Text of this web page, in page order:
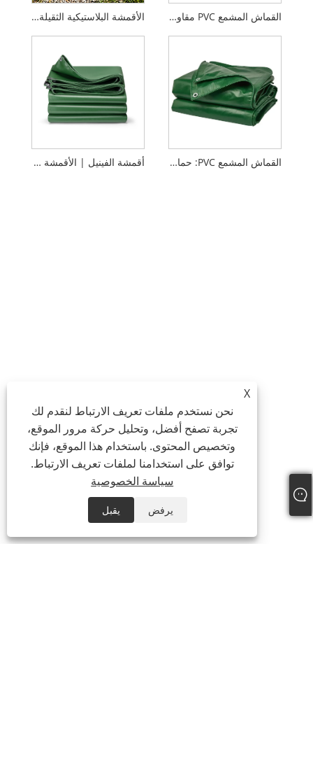
الأقمشة البلاستيكية الثقيلة مقاومة للماء للاهتراء القماش المشمع القماش المشمع PVC مقاوم للماء
أقمشة الفينيل | الأقمشة البلاستيكية القماش المشمع PVC: حماية ضد الطقس لجميع احتياجاتك
X
نحن نستخدم ملفات تعريف الارتباط لنقدم لك
تجربة تصفح أفضل، وتحليل حركة مرور الموقع،
وتخصيص المحتوى. باستخدام هذا الموقع، فإنك
توافق على استخدامنا لملفات تعريف الارتباط.
سياسة الخصوصية
يرفض يقبل